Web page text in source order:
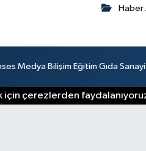
Haber
Medya Bilişim Eğitim Gıda
için çerezlerden